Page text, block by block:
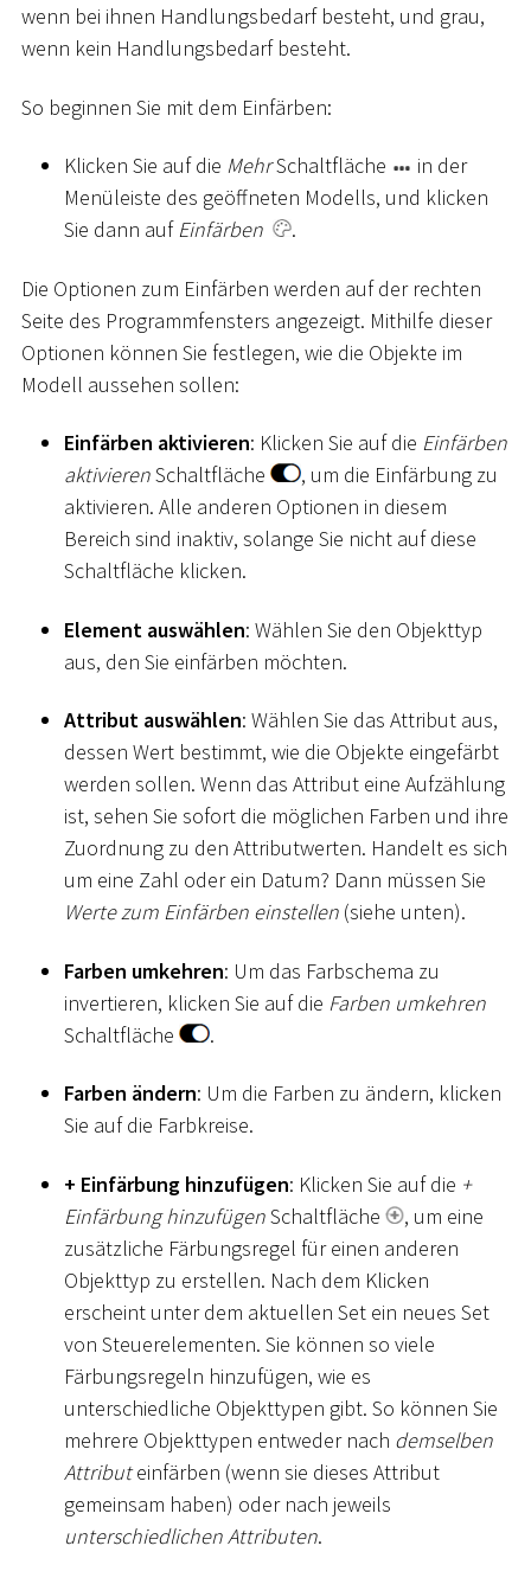
wenn bei ihnen Handlungsbedarf besteht, und grau,
wenn kein Handlungsbedarf besteht.
So beginnen Sie mit dem Einfärben:
Klicken Sie auf die MehrSchaltfläche
in der
Menüleiste des geöffneten Modells, und klicken
Sie dann aufEinfärben .
Die Optionen zum Einfärben werden auf der rechten
Seite des Programmfensters angezeigt. Mithilfe dieser
Optionen können Sie festlegen, wie die Objekte im
Modell aussehen sollen:
Einfärben aktivieren: Klicken Sie auf die Einfärben
aktivierenSchaltfläche
, um die Einfärbung zu
aktivieren. Alle anderen Optionen in diesem
Bereich sind inaktiv, solange Sie nicht auf diese
Schaltfläche klicken.
Element auswählen: Wählen Sie den Objekttyp
aus, den Sie einfärben möchten.
Attribut auswählen: Wählen Sie das Attribut aus,
dessen Wert bestimmt, wie die Objekte eingefärbt
werden sollen. Wenn das Attribut eine Aufzählung
ist, sehen Sie sofort die möglichen Farben und ihre
Zuordnung zu den Attributwerten. Handelt es sich
um eine Zahl oder ein Datum? Dann müssen Sie
Werte zum Einfärben einstellen (siehe unten).
Farben umkehren: Um das Farbschema zu
invertieren, klicken Sie auf die Farben umkehren
Schaltfläche
.
Farben ändern: Um die Farben zu ändern, klicken
Sie auf die Farbkreise.
+ Einfärbung hinzufügen: Klicken Sie auf die +
Einfärbung hinzufügenSchaltfläche
, um eine
zusätzliche Färbungsregel für einen anderen
Objekttyp zu erstellen. Nach dem Klicken
erscheint unter dem aktuellen Set ein neues Set
von Steuerelementen. Sie können so viele
Färbungsregeln hinzufügen, wie es
unterschiedliche Objekttypen gibt. So können Sie
mehrere Objekttypen entweder nach demselben
Attributeinfärben (wenn sie dieses Attribut
gemeinsam haben) oder nach jeweils
unterschiedlichen Attributen.